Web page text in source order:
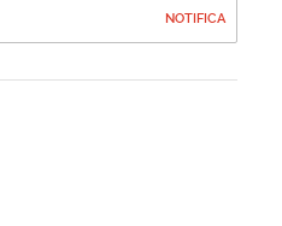
NOTIFICA